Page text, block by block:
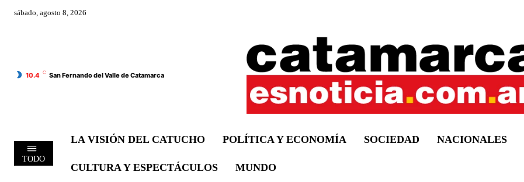
sábado, agosto 8, 2026
10.4 C San Fernando del Valle de Catamarca
TODO
LA VISIÓN DEL CATUCHO POLÍTICA Y ECONOMÍA SOCIEDAD NACIONALES
CULTURA Y ESPECTÁCULOS MUNDO